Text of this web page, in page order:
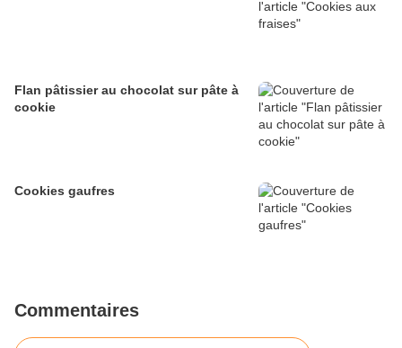
Flan pâtissier au chocolat sur pâte à
cookie
Cookies gaufres
Commentaires